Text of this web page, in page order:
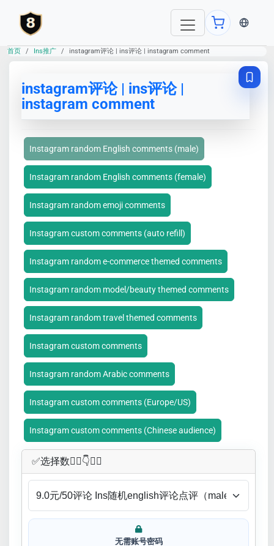
当前语
首页 Ins推广 instagram评论 | ins评论 | instagram comment
instagram评论 | ins评论 |
instagram comment
Instagram random English comments (male)
Instagram random English comments (female)
Instagram random emoji comments
Instagram custom comments (auto refill)
Instagram random e-commerce themed comments
Instagram random model/beauty themed comments
Instagram random travel themed comments
Instagram custom comments
Instagram random Arabic comments
Instagram custom comments (Europe/US)
Instagram custom comments (Chinese audience)
✅​选择数👇🏻​​👇👇🏻​​
无需账号密码